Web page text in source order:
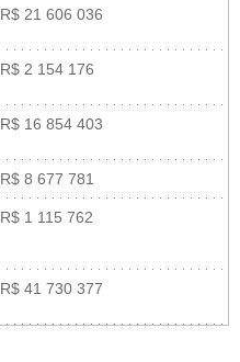
R$ 21 606 036
R$ 2 154 176
R$ 16 854 403
R$ 8 677 781
R$ 1 115 762
R$ 41 730 377